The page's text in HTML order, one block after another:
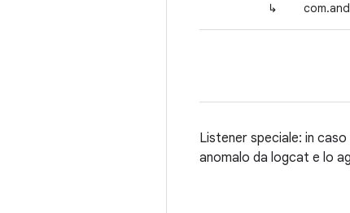
↳
Listener speciale: in
anomalo da logcat e lo